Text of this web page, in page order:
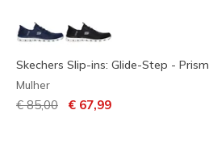
Skechers Slip-ins: Glide-Step - Prism
Mulher
Preço com desconto de
€ 85,00 para
€ 67,99